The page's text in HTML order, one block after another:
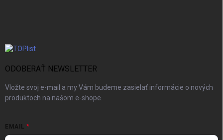
ODOBERAŤ NEWSLETTER
Vložte svoj e-mail a my Vám budeme zasielať informácie o nových
produktoch na našom e-shope.
EMAIL